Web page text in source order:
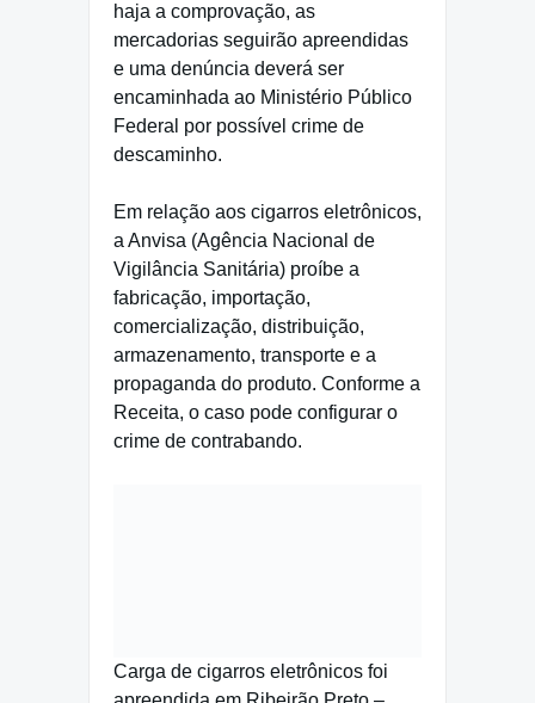
haja a comprovação, as
mercadorias seguirão apreendidas
e uma denúncia deverá ser
encaminhada ao Ministério Público
Federal por possível crime de
descaminho.
Em relação aos cigarros eletrônicos,
a Anvisa (Agência Nacional de
Vigilância Sanitária) proíbe a
fabricação, importação,
comercialização, distribuição,
armazenamento, transporte e a
propaganda do produto. Conforme a
Receita, o caso pode configurar o
crime de contrabando.
Carga de cigarros eletrônicos foi